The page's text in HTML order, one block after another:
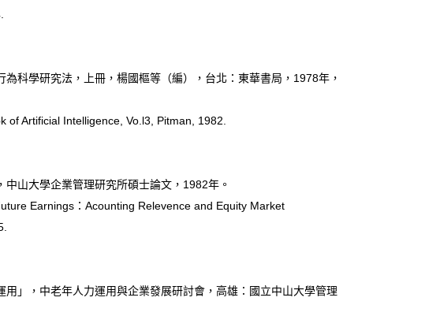
研究法，上冊，楊國樞等（編），台北：東華書局，1978年，
Intelligence, Vo.l3, Pitman, 1982.
大學企業管理研究所碩士論文，1982年。
Earnings：Acounting Relevence and Equity Market
，中老年人力運用與企業發展研討會，高雄：國立中山大學管理